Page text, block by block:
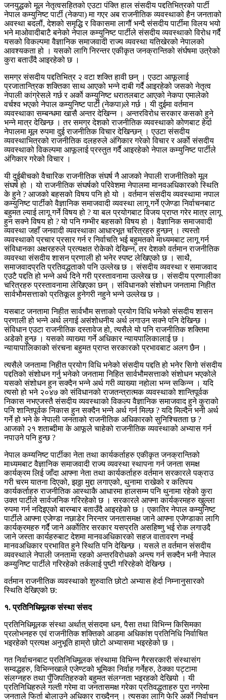
जनयुद्धको मूल नेतृत्वसहितको एउटा पंक्ति हाल संसदीय पद्दतिभित्रको पार्टी
नेपाल कम्युनिष्ट पार्टी (नेकपा) मा गएर अब राजनीतिक व्यवस्थाको हैन जनताको
अवस्था बदलौं, देशको समृद्धि र विकासमा लागौं भन्दै संसदीय पार्टीमा विलय भयो
भने माओवादीबाटै बनेको नेपाल कम्युनिष्ट पार्टीले संसदीय व्यवस्थाको विरोध गर्दै
यसको विकल्पमा वैज्ञानिक समाजवादी राज्य व्यवस्था यतिखेरको नेपालको
आवश्यकता हो । यसको लागि निरन्तर एकीकृत जनक्रान्तिको संर्घषमा उत्रेको
कुरा बताउँदै आइरहेको छ ।
समग्र संसदीय पद्दतिभित्र २ वटा शक्ति हावी छन् । एउटा आफूलाई
प्रजातान्त्रिक शक्तिका साथ आएको भन्ने दाबी गर्दै आइरहेको जसको नेतृत्व
नेपाली कांग्रेसले गर्छ र अर्काे कम्युनिष्ट धरातलबाट आएको नेकपा एमालेको
वर्चश्व भएको नेपाल कम्युनिष्ट पार्टी (नेकपा)ले गर्छ । यी दुईमा वर्तमान
व्यवस्थाका सम्बन्धमा खासै अन्तर देखिन्न । अन्तरविरोध सरकार कसको हुने
भन्ने मात्र देखिन्छ । तर समग्र देशको राजनीतिक व्यवस्थाको कोणबाट हेर्दा
नेपालमा मूल रुपमा दुई राजनीतिक विचार देखिन्छन् । एउटा संसदीय
व्यवस्थाभित्रको राजनीतिक दलहरुले अंगिकार गरेको विचार र अर्काे संसदीय
व्यवस्थाको विकल्पमा आफूलाई प्रस्तुत गर्दै आइरहेको नेपाल कम्युनिष्ट पार्टीले
अंगिकार गरेको विचार ।
यी दुईबीचको वैचारिक राजनीतिक संघर्ष नै आजको नेपाली राजनीतिको मूल
संघर्ष हो । यो राजनीतिक संघर्षको परिवेशमा नेपालमा मानवअधिकारको स्थिति
के हुने ? आजको बहसको विषय पनि हो यो । वर्तमान संसदीय व्यवस्थामा नपाल
कम्युनिष्ट पार्टीको वैज्ञानिक समाजवादी व्यवस्था लागू गर्ने एजेण्डा निर्वाचनबाट
बहुमत ल्याई लागू गर्ने विषय हो ? या बल प्रयोगबाट विजय प्राप्त गरेर मात्र लागू
हुन सक्ने विषय हो ? यो पनि गम्भीर बहसको विषय हो । वैज्ञानिक समाजवादी
व्यवस्था जहाँ जनवादी व्यवस्थाका आधारभूत चरित्रहरु हुन्छन् । त्यस्तो
व्यवस्थाको प्रचार प्रसार गर्न र निर्वाचति भई बहुमतको माध्यमबाट लागू गर्न
संविधानका अक्षरहरुले प्रत्यक्षत रोकेको देखिन्न, तर देशको वर्तमान राजनीतिक
व्यवस्था संसदीय शासन प्रणाली हो भनेर स्पष्ट लेखिएको छ । साथै,
समाजवादप्रति प्रतिवद्धताको पनि उल्लेख छ । संसदीय व्यवस्था र समाजवाद
एउटै पद्दति हो भन्ने अर्थ दिने गरी प्रस्तावनामा उल्लेख छ । संसदीय प्रणालीका
चरित्रहरु प्रस्तावनामा लेखिएका छन् । संविधानको संशोधन जनतामा निहीत
सार्वभौमसत्ताको प्रतिकूल हुनेगरी नहुने भन्ने उल्लेख छ ।
यसबाट जनतामा निहीत सार्वभौम सत्ताको प्रयोग विधि भनेको संसदीय शासन
प्रणाली हो भन्ने अर्थ लगाई असंशोधनीय अर्थ लगाउन सक्ने पनि देखिन्छ ।
संविधान एउटा राजनीतिक दस्तावेज हो, त्यसैले यो पनि राजनीतिक शक्तिमा
अडेको हुन्छ । यसको व्याख्या गर्ने अधिकार न्यायपालिकालाई छ ।
न्यायापालिकाको संरचना बहुमत प्राप्त सरकारको प्रभावबाट अलग छैन ।
त्यसैले जनतामा निहीत प्रयोग विधि भनेको संसदीय पद्दति हो भनेर सिगो संसदीय
पद्दतिको संशोधन गर्नु भनेको जनतामा निहित सार्वभौमसत्ताको संशोधन भएकोले
यसको संशोधन हुन सक्दैन भन्ने अर्थ गरी व्याख्या नहोला भन्न सकिन्न । यदि
त्यसो हो भने २०४७ को संविधानको राजतन्त्रात्मक व्यवस्थाको शान्तिपूर्वक
निकास नभएजस्तै संसदीय व्यवस्थाको विकल्प वैज्ञानिक समाजवाद हुने कुराको
पनि शान्तिपूर्वक निकास हुन सक्दैन भन्ने अर्थ गर्न मिल्छ ? यदि मिल्दैन भनी अर्थ
गर्ने हो भने के नेपाली जनताको राजनीतिक अधिकारको सुनिश्चितता छ ?
आजको २१ शताब्दीमा के आफूले चाहेको राजनीतिक व्यवस्थाको अभ्यास गर्न
नपाउने पनि हुन्छ ?
नेपाल कम्यनिष्ट पार्टीका नेता तथा कार्यकर्ताहरु एकीकृत जनक्रान्तिको
माध्यमबाट वैज्ञानिक समाजवादी राज्य व्यवस्था स्थापना गर्न जनता समक्ष
कार्यक्रम लिई जाँदा आफ्ना नेता तथा कार्यकर्ताहरु वर्तमान सरकारले पक्राउ
गरी चरम यातना दिएको, झठ्ठा मुद्दा लगाएको, थुनामा राखेको र कतिपय
कार्यकर्ताहरु राजनीतिक आस्थाकै आधारमा हालसम्म पनि थुनामा रहेको कुरा
उक्त पार्टीले सार्वजनिक गरिरहेको छ । सरकारले आफ्ना कार्यक्रमहरु खुल्ला
रुपमा गर्न नदिइएको बारम्बार बताउँदै आइरहेको छ । एकातिर नेपाल कम्युनिष्ट
पार्टीले आफ्ना एजेण्डा नछाडेर निरन्तर जनतासमक्ष जाने आफ्ना एजेण्डाका लागि
कार्यक्रमहरु गर्दै जाने अर्काेतिर सरकार यसप्रति असहिष्णु भई रोक लगाउदै
जाने जस्ता कार्यहरुबाट देशमा मानवअधिकारको सहज वातावरण नभई
मानवअधिकार प्रभावित हुने स्थिति पनि देखिन्छ । यसले त वर्तमान संसदीय
व्यवस्थाले नेपाली जनतामा रहको अन्तरविरोधको अन्त्य गर्न सक्दैन भनी नेपाल
कम्युनिष्ट पार्टीले गरिरहेको तर्कलाई पुष्टी गरिरहेको देखिन्छ ।
वर्तमान राजनीतिक व्यवस्थाको शुरुवाति छोटो अभ्यास हेर्दा निम्नानुसारको
स्थिति देखिएको छ:
१. प्रतिनिधिमूलक संस्था संसद
प्रतिनिधिमूलक संस्था अर्थात् संसदमा धन, पैसा तथा विभिन्न किसिमका
प्रलोभनहरु एवं राजनीतिक शक्तिको आडमा अधिकांश प्रतिनिधि निर्वाचित
भइरहेको प्रत्यक्ष अनुभूति हाम्रो छोटो अभ्यासमा भइरहेको छ ।
गत निर्वाचनबाट प्रतिनिधिमूलक संस्थामा विभिन्न गैरसरकारी संस्थासंग
सम्वद्धहरु, विभिन्नखाले एजेण्टको भूमिका निर्वाह गर्नेहरु, ठेक्का पट्टामा
संलग्नहरु तथा पुँजिपतिहरुको बहुमत संलग्नता भइरहको देखियो । यी
प्रतिनिधिहरुले गल्ती गरेमा वा जनतासमक्ष गरेका प्रतिवद्धताहरु पुरा नगरेमा
जनताले फिर्ता बोलाउने अधिकार राख्दैनन् । त्यसका लागि फेरि अर्काे निर्वाचन